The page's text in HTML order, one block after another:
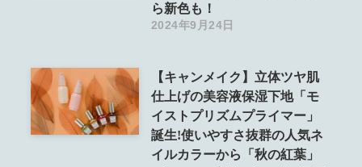
ら新色も！
2024年9月24日
【キャンメイク】立体ツヤ肌
仕上げの美容液保湿下地「モ
イストプリズムプライマー」
誕生!使いやすさ抜群の人気ネ
イルカラーから「秋の紅葉」